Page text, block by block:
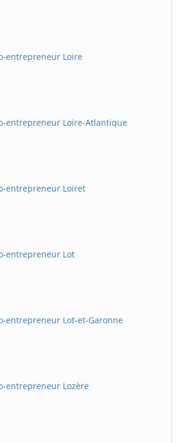
entrepreneur Loire
entrepreneur Loire-Atlantique
entrepreneur Loiret
entrepreneur Lot
entrepreneur Lot-et-Garonne
entrepreneur Lozère